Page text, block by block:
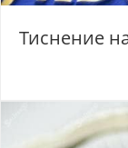
Тиснение